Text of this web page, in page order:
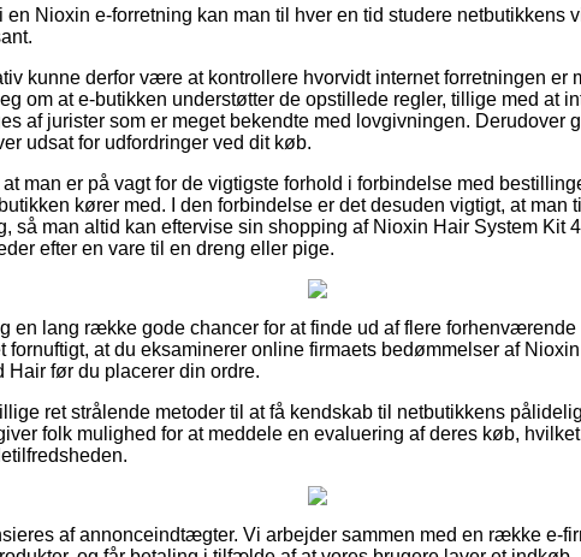
en Nioxin e-forretning kan man til hver en tid studere netbutikkens
kunne derfor være at kontrollere hvorvidt internet forretningen er
om at e-butikken understøtter de opstillede regler, tillige med at
af jurister som er meget bekendte med lovgivningen. Derudover
udsat for udfordringer ved dit køb.
at man er på vagt for de vigtigste forhold i forbindelse med
kører med. I den forbindelse er det desuden vigtigt, at man
så man altid kan eftervise sin shopping af Nioxin Hair System Kit
efter en vare til en dreng eller pige.
en lang række gode chancer for at finde ud af flere forhenværende
fornuftigt, at du eksaminerer online firmaets bedømmelser af
Hair før du placerer din ordre.
ret strålende metoder til at få kendskab til netbutikkens
folk mulighed for at meddele en evaluering af deres køb,
af annonceindtægter. Vi arbejder sammen med en række e-